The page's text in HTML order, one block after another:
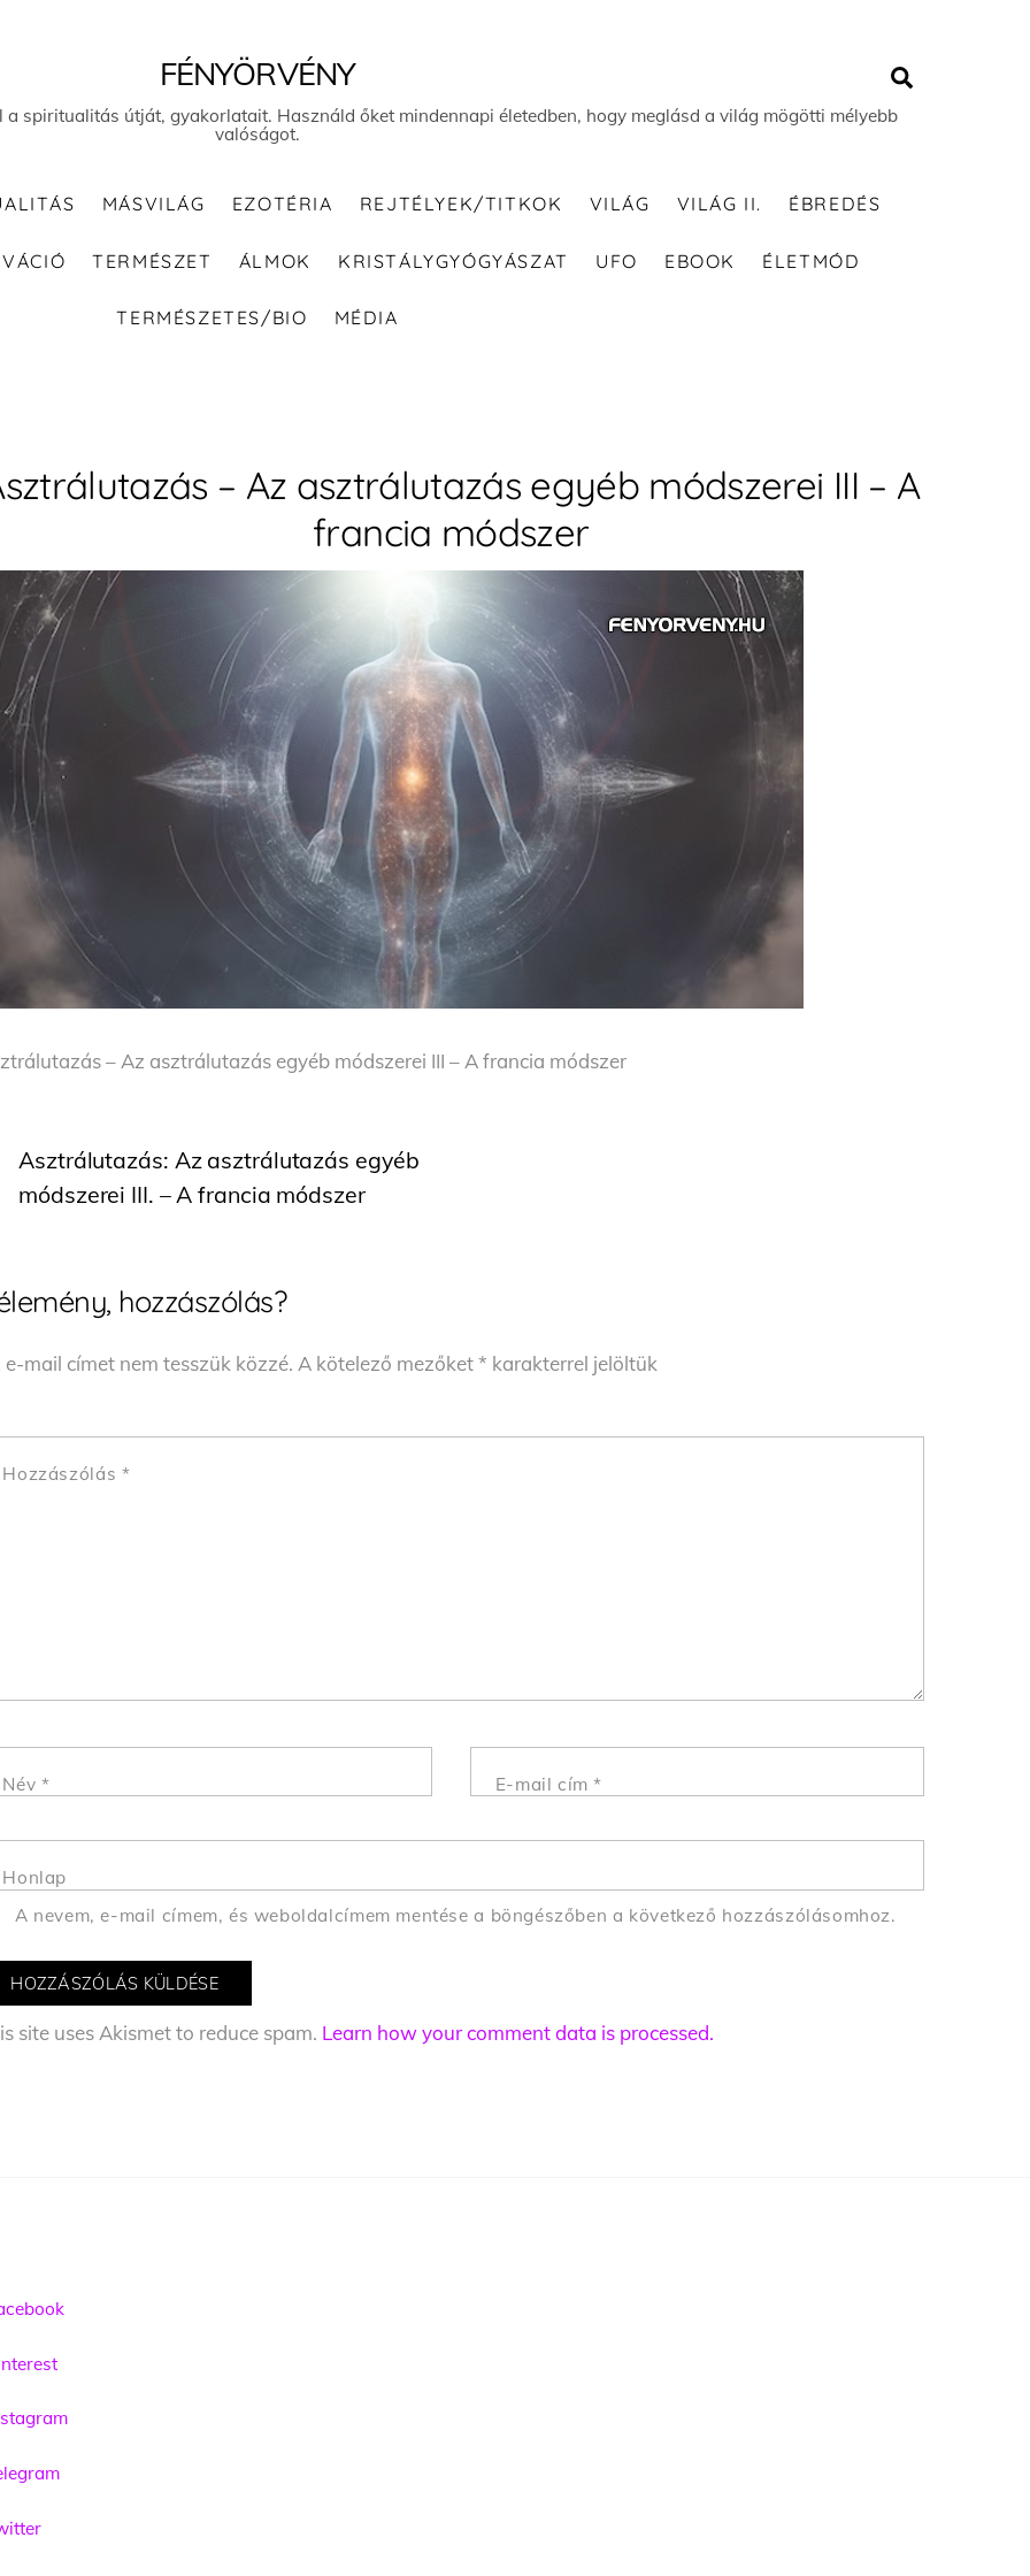
FÉNYÖRVÉNY
a spiritualitás útját, gyakorlatait. Használd őket mindennapi életedben, hogy meglásd a világ mögötti mélyebb
valóságot.
MÁSVILÁG EZOTÉRIA REJTÉLYEK/TITKOK VILÁG VILÁG II. ÉBREDÉS
TERMÉSZET ÁLMOK KRISTÁLYGYÓGYÁSZAT UFO EBOOK ÉLETMÓD
TERMÉSZETES/BIO MÉDIA
– Az asztrálutazás egyéb módszerei III – A
francia módszer
– Az asztrálutazás egyéb módszerei III – A francia módszer
Asztrálutazás: Az asztrálutazás egyéb
módszerei III. – A francia módszer
hozzászólás?
e-mail címet nem tesszük közzé. A kötelező mezőket* karakterrel jelöltük
Hozzászólás *
Név * E-mail cím*
Honlap
A nevem, e-mail címem, és weboldalcímem mentése a böngészőben a következő hozzászólásomhoz.
site uses Akismet to reduce spam. Learn how your comment data is processed.